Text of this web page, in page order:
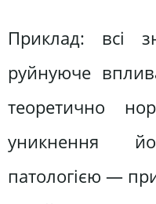
Приклад: всі
руйнуюче
теоретично
уникнення
патологією —